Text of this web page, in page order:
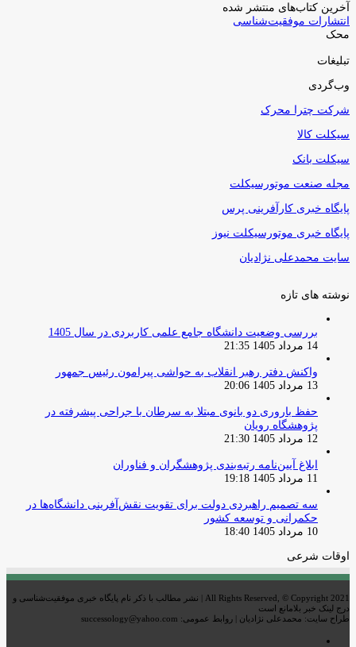
آخرین کتاب‌های منتشر شده
انتشارات موفقیت‌شناسی
محک
تبلیغات
وب‌گردی
شرکت چترا محرک
سیکلت کالا
سیکلت بانک
مجله صنعت موتورسیکلت
پایگاه خبری کارآفرینی پرس
پایگاه خبری موتورسیکلت نیوز
سایت محمدعلی نژادیان
نوشته های تازه
بررسی وضعیت دانشگاه جامع علمی کاربردی در سال 1405
14 مرداد 1405 21:35
واکنش دفتر رهبر انقلاب به حواشی پیرامون رئیس جمهور
13 مرداد 1405 20:06
حفظ باروری دو بانوی مبتلا به سرطان با جراحی پیشرفته در
پژوهشگاه رویان
12 مرداد 1405 21:30
ابلاغ آیین‌نامه رتبه‌بندی پژوهشگران و فناوران
11 مرداد 1405 19:18
سه تصمیم راهبردی دولت برای تقویت نقش‌آفرینی دانشگاه‌ها در
حکمرانی و توسعه کشور
10 مرداد 1405 18:40
اوقات شرعی
All Rights Reserved, © Copyright 2021 | نشر مطالب با ذکر نام پایگاه خبری موفقیت‌شناسی و
درج لینک خبر بلامانع است
طراح سایت: محمدعلی نژادیان | روابط عمومی: successology@yahoo.com